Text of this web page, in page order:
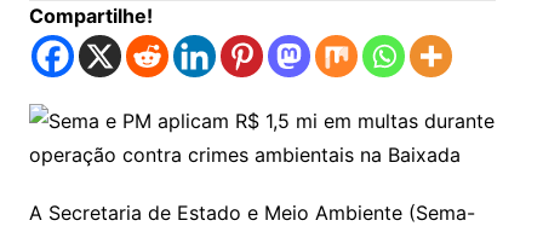
Compartilhe!
A Secretaria de Estado e Meio Ambiente (Sema-